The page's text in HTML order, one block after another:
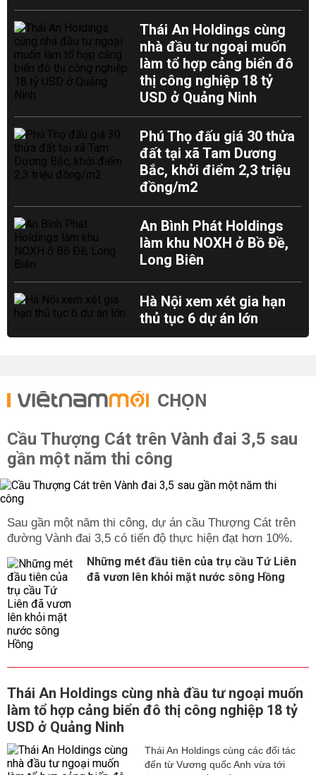
Thái An Holdings cùng
nhà đầu tư ngoại muốn
làm tổ hợp cảng biển đô
thị công nghiệp 18 tỷ
USD ở Quảng Ninh
Phú Thọ đấu giá 30 thửa
đất tại xã Tam Dương
Bắc, khởi điểm 2,3 triệu
đồng/m2
An Bình Phát Holdings
làm khu NOXH ở Bồ Đề,
Long Biên
Hà Nội xem xét gia hạn
thủ tục 6 dự án lớn
CHỌN
Cầu Thượng Cát trên Vành đai 3,5 sau
gần một năm thi công
Sau gần một năm thi công, dự án cầu Thượng Cát trên
đường Vành đai 3,5 có tiến độ thực hiện đạt hơn 10%.
Những mét đầu tiên của trụ cầu Tứ Liên
đã vươn lên khỏi mặt nước sông Hồng
Thái An Holdings cùng nhà đầu tư ngoại muốn
làm tổ hợp cảng biển đô thị công nghiệp 18 tỷ
USD ở Quảng Ninh
Thái An Holdings cùng các đối tác
đến từ Vương quốc Anh vừa tới